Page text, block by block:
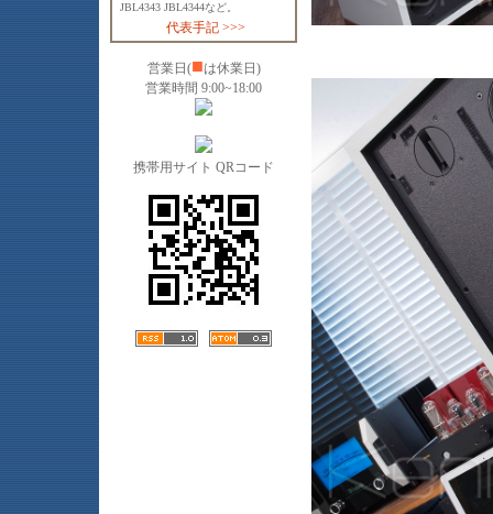
JBL4343 JBL4344など。
代表手記 >>>
営業日(■は休業日)
営業時間 9:00~18:00
携帯用サイト QRコード